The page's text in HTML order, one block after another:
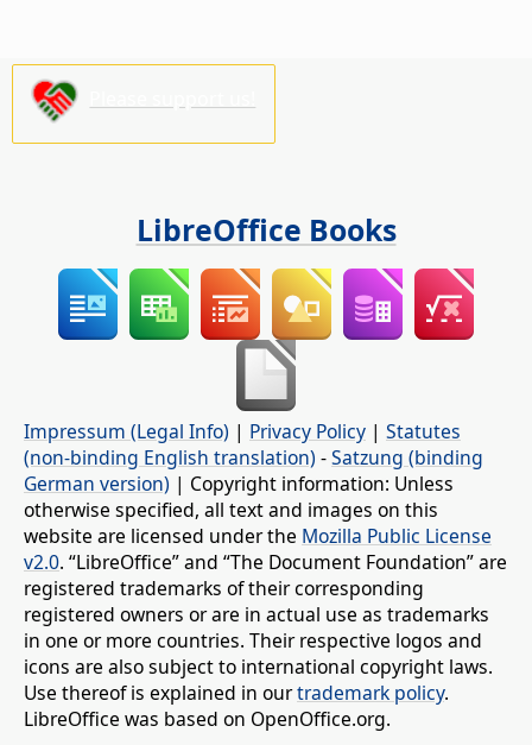
LibreOffice Books
Impressum (Legal Info) | Privacy Policy | Statutes
(non-binding English translation) -Satzung (binding
German version) | Copyright information: Unless
otherwise specified, all text and images on this
website are licensed under the Mozilla Public License
v2.0. “LibreOffice” and “The Document Foundation” are
registered trademarks of their corresponding
registered owners or are in actual use as trademarks
in one or more countries. Their respective logos and
icons are also subject to international copyright laws.
Use thereof is explained in ourtrademark policy.
LibreOffice was based on OpenOffice.org.